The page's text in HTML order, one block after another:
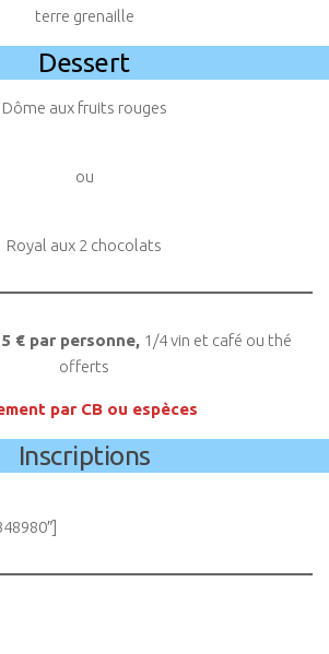
terre grenaille
Dessert
Dôme aux fruits rouges
ou
Royal aux 2 chocolats
€ par personne, 1/4 vin et café ou thé
offerts
par CB ou espèces
Inscriptions